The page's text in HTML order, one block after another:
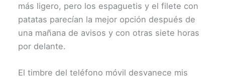
más ligero, pero los espaguetis y el filete con
patatas parecían la mejor opción después de
una mañana de avisos y con otras siete horas
por delante.
El timbre del teléfono móvil desvanece mis